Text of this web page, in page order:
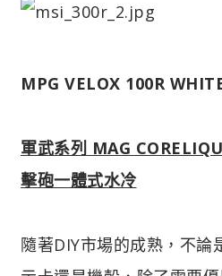
MPG VELOX 100R
軍武系列 MAG
擊砲一體式水冷
隨著DIY市場的成熟，不論